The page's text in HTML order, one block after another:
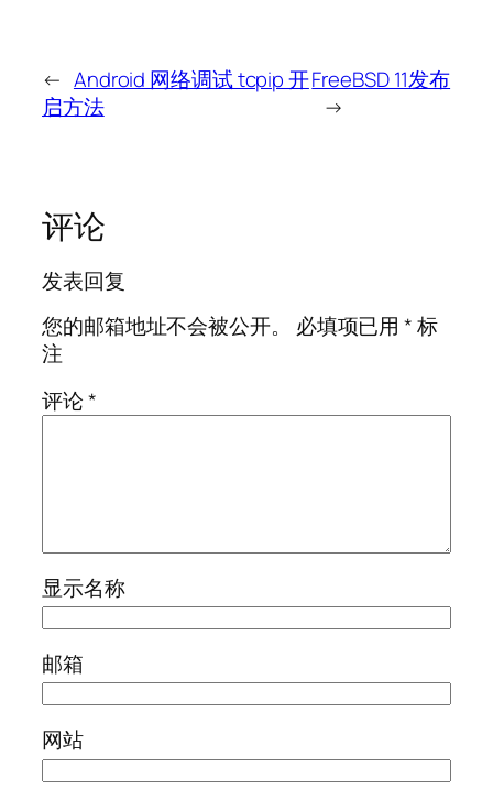
← Android 网络调试 tcpip 开
启方法
FreeBSD 11发布
→
评论
发表回复
您的邮箱地址不会被公开。
必填项已用*标
注
评论*
显示名称
邮箱
网站